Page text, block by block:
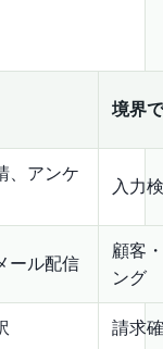
境界
、アンケ
入力
ール配信
顧客
ング
請求